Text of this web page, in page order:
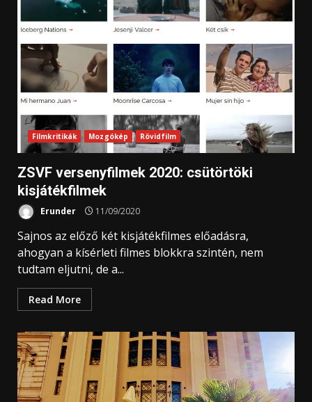
Filmkritikák Mozgókép Rövidfilm
ZSVF versenyfilmek 2020: csütörtöki
kisjátékfilmek
Erunder 11/09/2020
Sajnos az előző két kisjátékfilmes előadásra,
ahogyan a kísérleti filmes blokkra szintén, nem
tudtam eljutni, de a...
Read More